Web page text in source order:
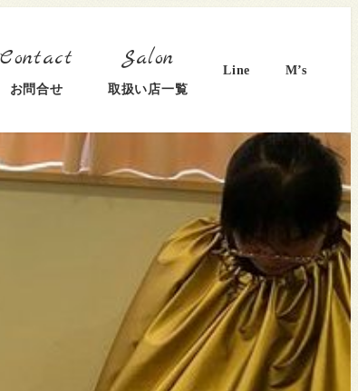
お問合せ 取扱い店一覧
Line M’s